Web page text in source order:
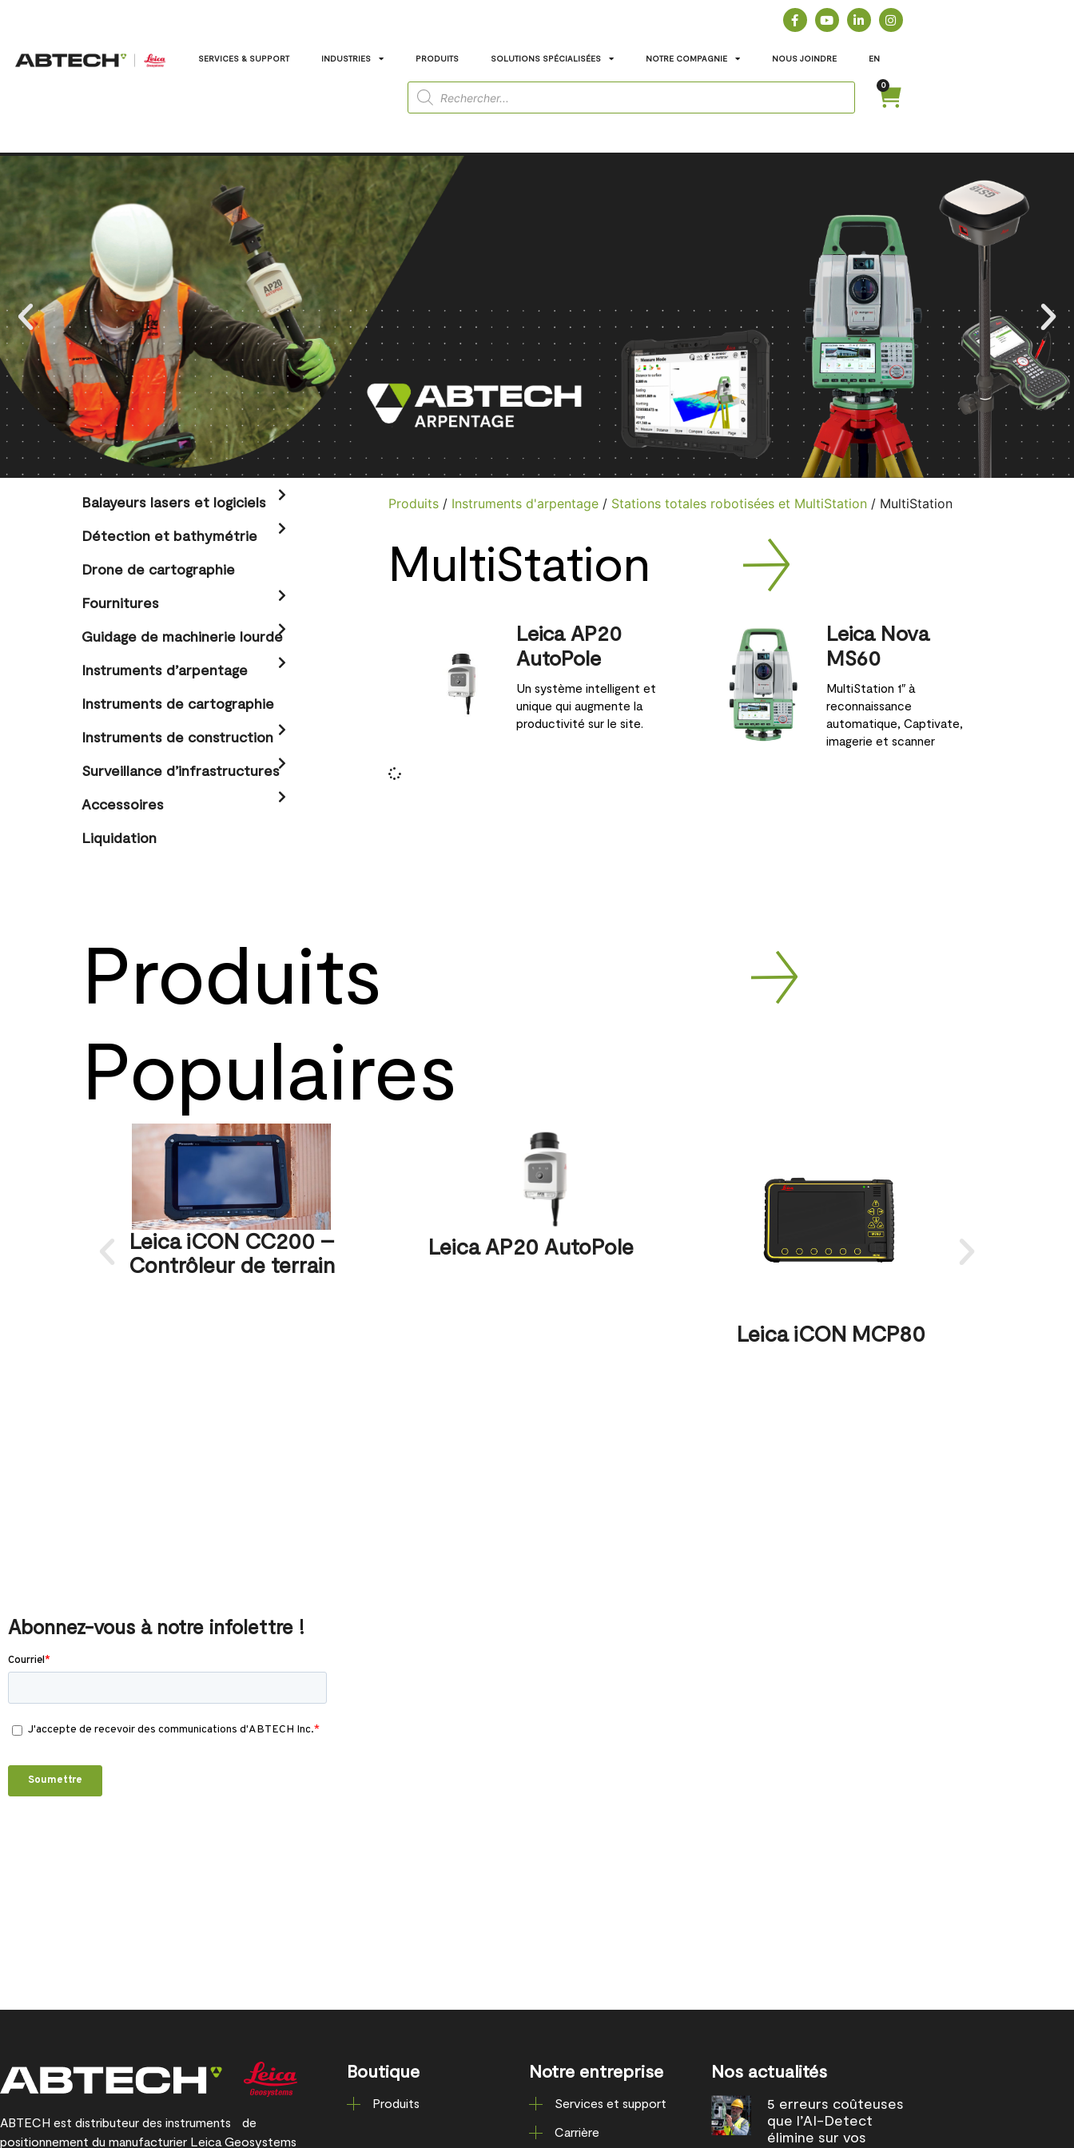
SERVICES & SUPPORT INDUSTRIES PRODUITS SOLUTIONS SPÉCIALISÉES NOTRE COMPAGNIE NOUS JOINDRE EN
0
Balayeurs lasers et logiciels
Détection et bathymétrie
Drone de cartographie
Fournitures
Guidage de machinerie lourde
Instruments d’arpentage
Instruments de cartographie
Instruments de construction
Surveillance d’infrastructures
Accessoires
Liquidation
Produits / Instruments d'arpentage / Stations totales robotisées et MultiStation / MultiStation
MultiStation
Leica AP20
AutoPole
Un système intelligent et
unique qui augmente la
productivité sur le site.
Leica Nova
MS60
MultiStation 1″ à
reconnaissance
automatique, Captivate,
imagerie et scanner
Produits
Populaires
Leica iCON CC200 –
Contrôleur de terrain
Leica AP20 AutoPole
Leica iCON MCP80
Abonnez-vous à notre infolettre !
ABTECH est distributeur des instruments de
positionnement du manufacturier Leica Geosystems
Boutique
Produits
Notre entreprise
Services et support
Carrière
Nos actualités
5 erreurs coûteuses
que l’AI-Detect
élimine sur vos